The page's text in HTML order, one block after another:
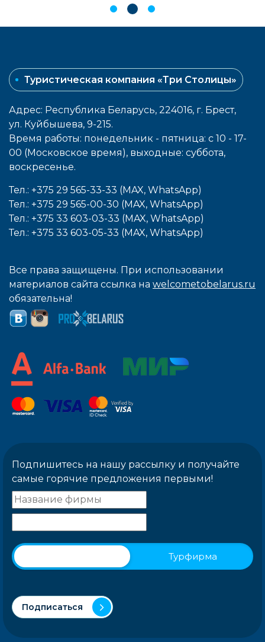
Туристическая компания «Три Столицы»
Адрес: Республика Беларусь, 224016, г. Брест,
ул. Куйбышева, 9-215.
Время работы: понедельник - пятница: с 10 - 17-
00 (Московское время), выходные: cуббота,
воcкресенье.
Тел.: +375 29 565-33-33 (MAX, WhatsApp)
Тел.: +375 29 565-00-30 (MAX, WhatsApp)
Тел.: +375 33 603-03-33 (MAX, WhatsApp)
Тел.: +375 33 603-05-33 (MAX, WhatsApp)
Все права защищены. При использовании
материалов сайта ссылка на welcometobelarus.ru
обязательна!
Подпишитесь на нашу рассылку и получайте
самые горячие предложения первыми!
Турфирма
Подписаться